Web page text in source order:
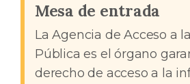
Mesa de entrada
La Agencia de Acceso a
Pública es el órgano
derecho de acceso a la